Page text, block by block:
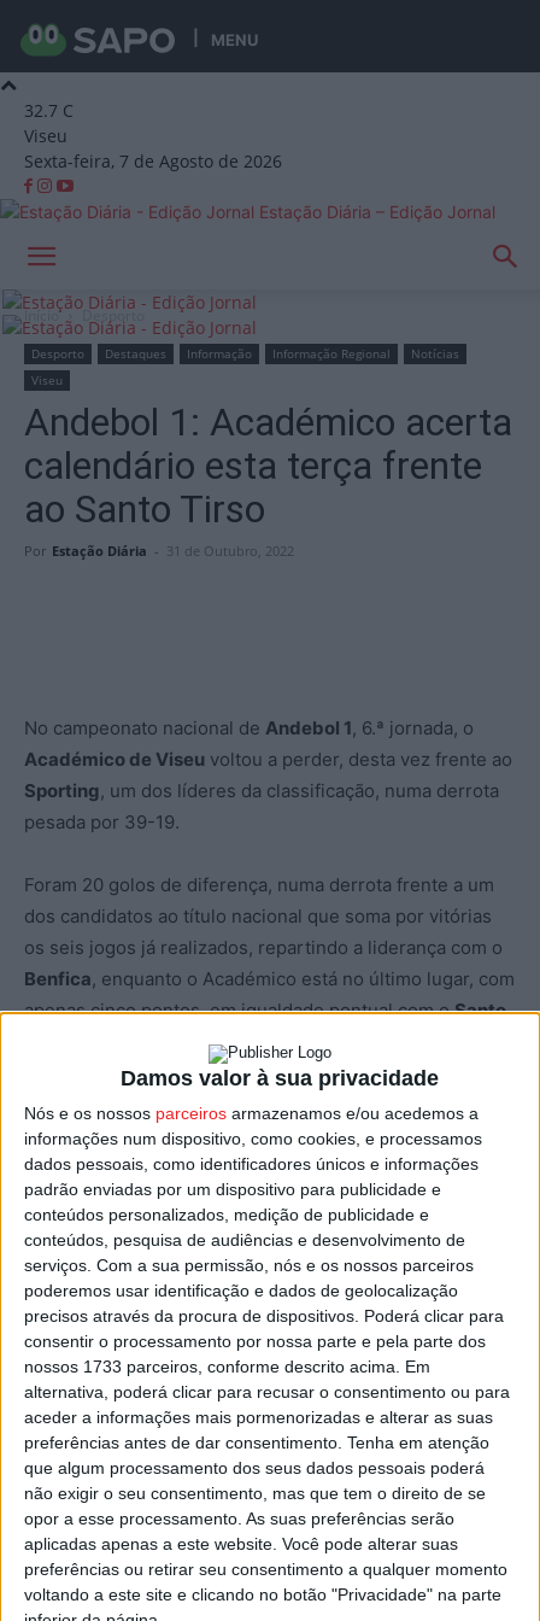
Damos valor à sua privacidade
Nós e os nossos parceiros armazenamos e/ou acedemos a
informações num dispositivo, como cookies, e processamos
dados pessoais, como identificadores únicos e informações
padrão enviadas por um dispositivo para publicidade e
conteúdos personalizados, medição de publicidade e
conteúdos, pesquisa de audiências e desenvolvimento de
serviços. Com a sua permissão, nós e os nossos parceiros
poderemos usar identificação e dados de geolocalização
precisos através da procura de dispositivos. Poderá clicar para
consentir o processamento por nossa parte e pela parte dos
nossos 1733 parceiros, conforme descrito acima. Em
alternativa, poderá clicar para recusar o consentimento ou para
aceder a informações mais pormenorizadas e alterar as suas
preferências antes de dar consentimento. Tenha em atenção
que algum processamento dos seus dados pessoais poderá
não exigir o seu consentimento, mas que tem o direito de se
opor a esse processamento. As suas preferências serão
aplicadas apenas a este website. Você pode alterar suas
preferências ou retirar seu consentimento a qualquer momento
voltando a este site e clicando no botão "Privacidade" na parte
MENU
32.7 C
Viseu
Sexta-feira, 7 de Agosto de 2026
Estação Diária – Edição Jornal
Início Desporto
Desporto Destaques Informação Informação Regional
Notícias
Viseu
Andebol 1: Académico acerta
calendário esta terça frente
ao Santo Tirso
Por Estação Diária - 31 de Outubro, 2022
No campeonato nacional de Andebol 1, 6.ª jornada, o
Académico de Viseu voltou a perder, desta vez frente ao
Sporting, um dos líderes da classificação, numa derrota
pesada por 39-19.
Foram 20 golos de diferença, numa derrota frente a um
dos candidatos ao título nacional que soma por vitórias
os seis jogos já realizados, repartindo a liderança com o
Benfica, enquanto o Académico está no último lugar, com
apenas cinco pontos, em igualdade pontual com oSanto
Seguem-se dois jogos em casa no calendário dos
viseenses que depois do acerto de calendário frente ao
Santo Tirso, esta terça-feira, 01 de novembro, pelas 17:00
no pavilhão Cidade de Viseu, no sábado recebe a equipa
do Maia, em jogo marcado para as 18:00.
Esta e outras notícias para ouvir na Estação Diária – 96.8
FM ou emwww.968.fm
Pub
TAGS Académico de Viseu Andebol 1